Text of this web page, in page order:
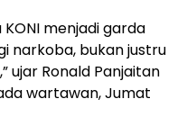
menjadi garda
narkoba, bukan justru
ujar Ronald Panjaitan
wartawan, Jumat